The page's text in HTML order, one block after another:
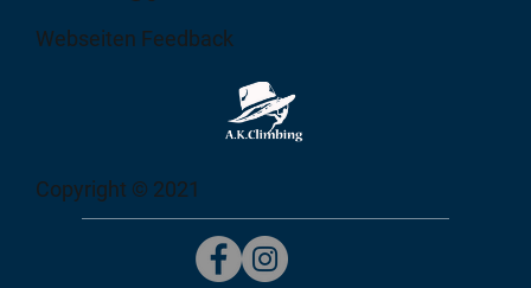
Webseiten Feedback
Copyright © 2021